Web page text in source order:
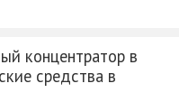
концентратор в
средства в